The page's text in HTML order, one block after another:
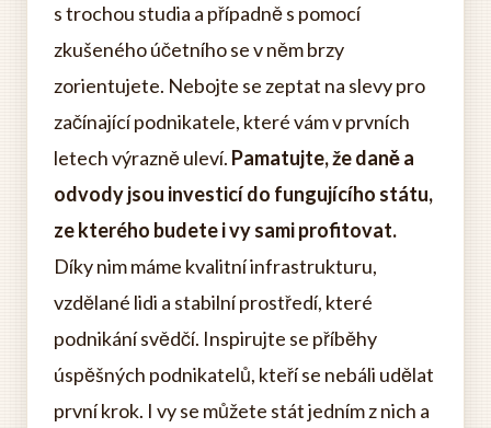
s trochou studia a případně s pomocí
zkušeného účetního se v něm brzy
zorientujete. Nebojte se zeptat na slevy pro
začínající podnikatele, které vám v prvních
letech výrazně uleví. Pamatujte, že daně a
odvody jsou investicí do fungujícího státu,
ze kterého budete i vy sami profitovat.
Díky nim máme kvalitní infrastrukturu,
vzdělané lidi a stabilní prostředí, které
podnikání svědčí. Inspirujte se příběhy
úspěšných podnikatelů, kteří se nebáli udělat
první krok. I vy se můžete stát jedním z nich a